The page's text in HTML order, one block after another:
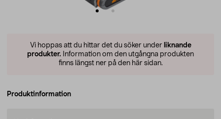
Vi hoppas att du hittar det du söker under liknande
produkter. Information om den utgångna produkten
finns längst ner på den här sidan.
Produktinformation